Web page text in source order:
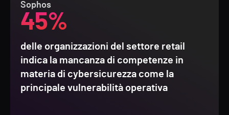
Sophos
45%
delle organizzazioni del settore retail
indica la mancanza di competenze in
materia di cybersicurezza come la
principale vulnerabilità operativa